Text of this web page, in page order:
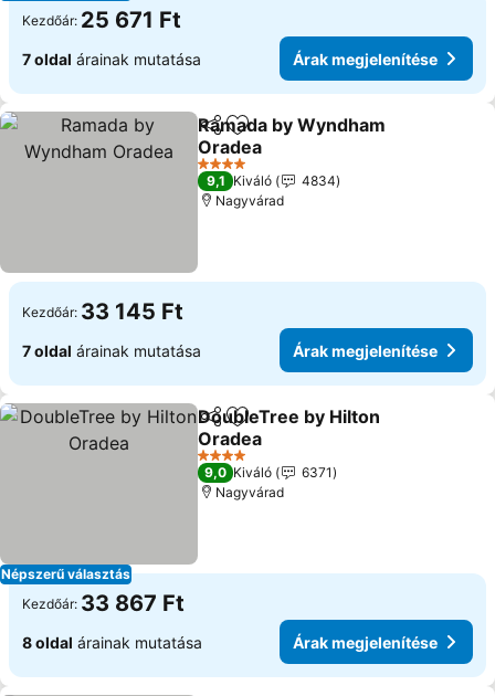
Kezdőár: 25 671 Ft
7 oldal árainak mutatása Árak megjelenítése
Megosztás
Hozzáadás a kedvencekhez
Ramada by Wyndham
Oradea
Árak megjelenítése
4 Kategória
9,1 Kiváló
4834
Nagyvárad
Kezdőár: 33 145 Ft
7 oldal árainak mutatása Árak megjelenítése
Népszerű választás
Megosztás
Hozzáadás a kedvencekhez
DoubleTree by Hilton
Oradea
Árak megjelenítése
4 Kategória
9,0 Kiváló
6371
Nagyvárad
Kezdőár: 33 867 Ft
8 oldal árainak mutatása Árak megjelenítése